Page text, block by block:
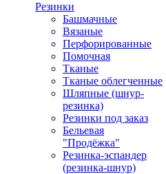
Резинки
Башмачные
Вязаные
Перфорированные
Помочная
Тканые
Тканые облегченные
Шляпные (шнур-
резинка)
Резинки под заказ
Бельевая
"Продёжка"
Резинка-эспандер
(резинка-шнур)